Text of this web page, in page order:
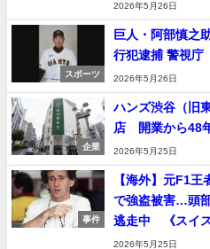
2026年5月26日
スポーツ
巨人・阿部慎之
行犯逮捕 警視庁
2026年5月26日
企業
ハンズ渋谷（旧
店 開業から48
2026年5月25日
事件
【海外】元F1
で強盗被害…頭
逃走中 《スイス
2026年5月25日